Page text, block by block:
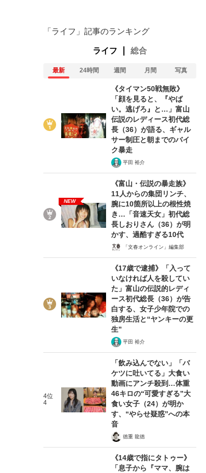
「ライフ」記事のランキング
ライフ 総合
最新 24時間 週間 月間 写真
《タイマン50戦無敗》
「顔を見ると、『やば
い。逃げろ』と…」富山
伝説のレディース初代総
長（36）が語る、ギャル
サー制圧と朝までのバイ
ク暴走
平田 裕介
NEW
《富山・伝説の暴走族》
11人からの集団リンチ、
腕に10箇所以上の根性焼
き…「音速天女」初代総
長しおりさん（36）が明
かす、過酷すぎる10代
「文春オンライン」編集部
《17歳で逮捕》「入って
いなければ人を殺してい
た」富山の伝説的レディ
ース初代総長（36）が告
白する、女子少年院での
独房生活と“ヤンキーの更
生”
平田 裕介
4位
4
「飲み込んでない」「バ
ケツに吐いてる」大食い
動画にアンチ殺到…体重
46キロの“可愛すぎる”大
食い女子（24）が明か
す、“やらせ疑惑”への本
音
徳重 龍徳
《14歳で指にタトゥー》
「息子から『ママ、腕は